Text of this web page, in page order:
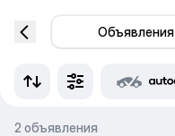
Объявления
2 объявления